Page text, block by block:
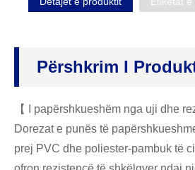
Përshkrim I
【 I papërshkueshëm nga uji dhe
Dorezat e punës të
prej PVC dhe poliester-pambuk të